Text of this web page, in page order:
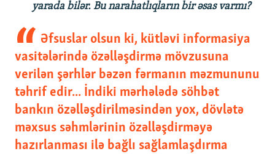
yarada bilər. Bu narahatlıqların bir əsas varmı?
Əfsuslar olsun ki, kütləvi informasiya
vasitələrində özəlləşdirmə mövzusuna
verilən şərhlər bəzən fərmanın məzmununu
təhrif edir... İndiki mərhələdə söhbət
bankın özəlləşdirilməsindən yox, dövlətə
məxsus səhmlərinin özəlləşdirməyə
hazırlanması ilə bağlı sağlamlaşdırma